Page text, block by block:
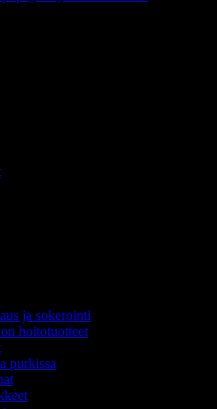
ja sokerointi
hoitotuotteet
purkissa